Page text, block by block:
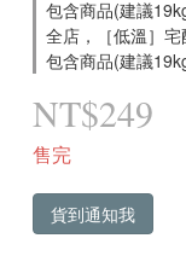
包含商品(建議
全店，［低溫］
包含商品(建議
NT$249
售完
貨到通知我